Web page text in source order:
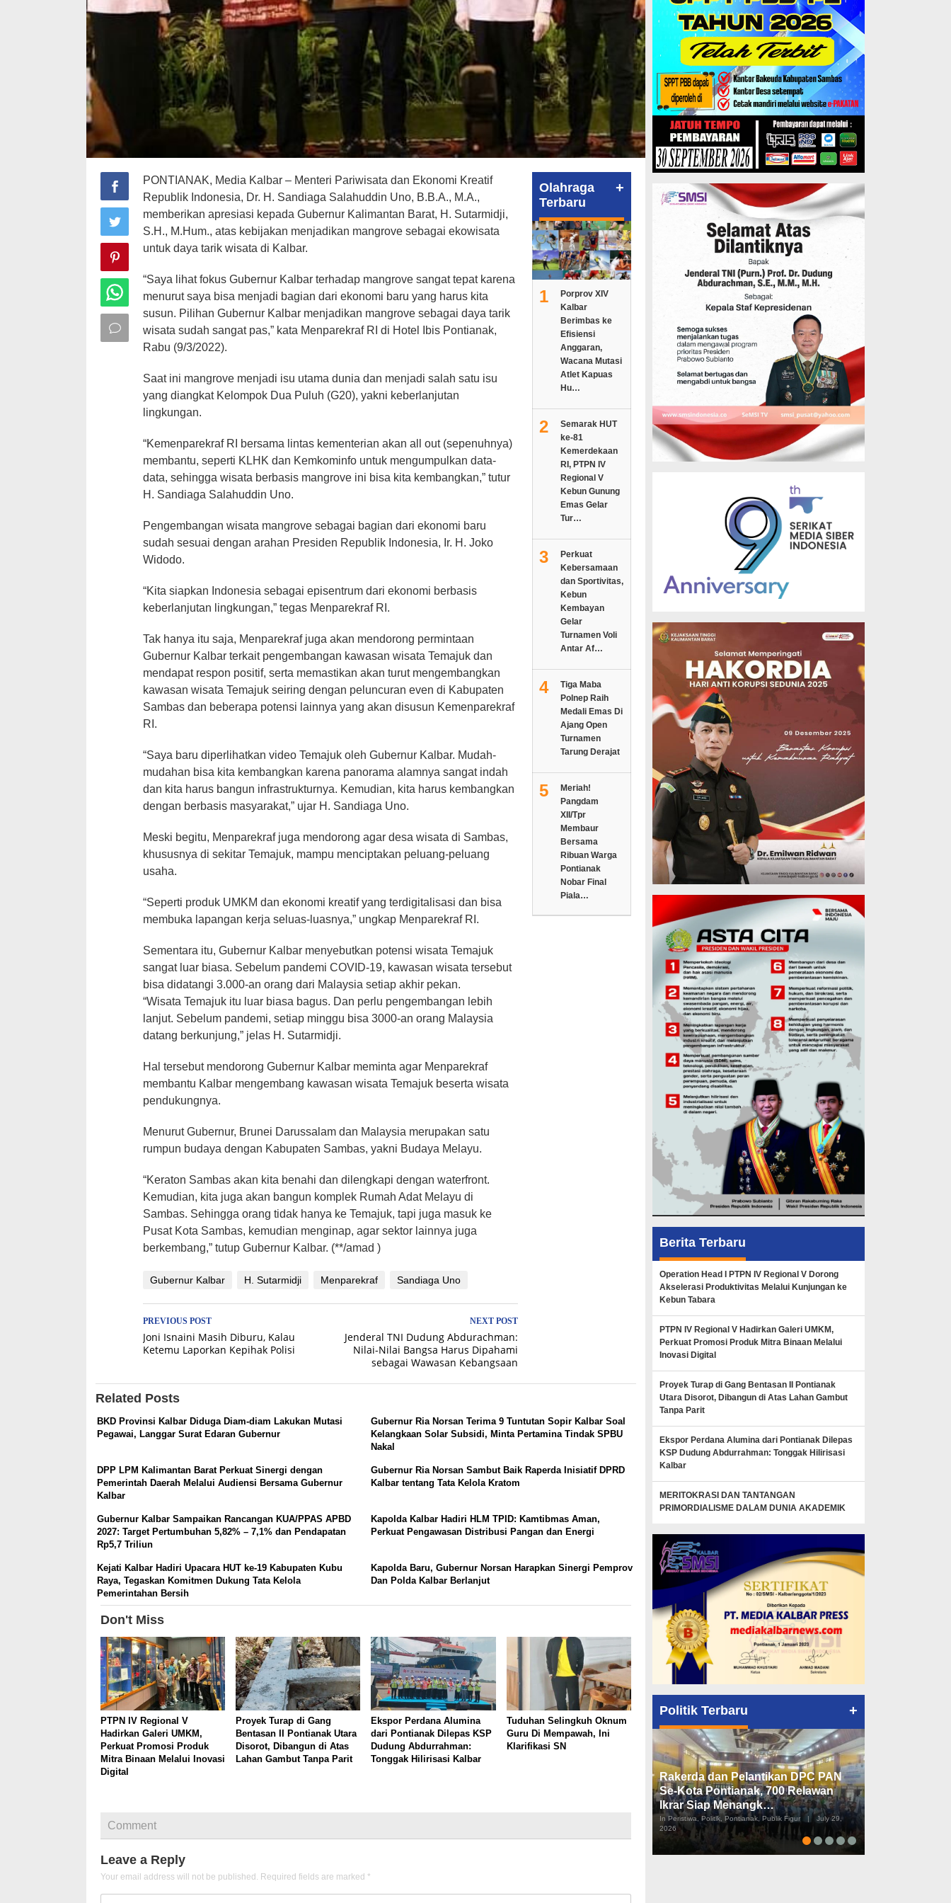
PONTIANAK, Media Kalbar – Menteri Pariwisata dan Ekonomi Kreatif
Republik Indonesia, Dr. H. Sandiaga Salahuddin Uno, B.B.A., M.A.,
memberikan apresiasi kepada Gubernur Kalimantan Barat, H. Sutarmidji,
S.H., M.Hum., atas kebijakan menjadikan mangrove sebagai ekowisata
untuk daya tarik wisata di Kalbar.
“Saya lihat fokus Gubernur Kalbar terhadap mangrove sangat tepat karena
menurut saya bisa menjadi bagian dari ekonomi baru yang harus kita
susun. Pilihan Gubernur Kalbar menjadikan mangrove sebagai daya tarik
wisata sudah sangat pas,” kata Menparekraf RI di Hotel Ibis Pontianak,
Rabu (9/3/2022).
Saat ini mangrove menjadi isu utama dunia dan menjadi salah satu isu
yang diangkat Kelompok Dua Puluh (G20), yakni keberlanjutan
lingkungan.
“Kemenparekraf RI bersama lintas kementerian akan all out (sepenuhnya)
membantu, seperti KLHK dan Kemkominfo untuk mengumpulkan data-
data, sehingga wisata berbasis mangrove ini bisa kita kembangkan,” tutur
H. Sandiaga Salahuddin Uno.
Pengembangan wisata mangrove sebagai bagian dari ekonomi baru
sudah sesuai dengan arahan Presiden Republik Indonesia, Ir. H. Joko
Widodo.
“Kita siapkan Indonesia sebagai episentrum dari ekonomi berbasis
keberlanjutan lingkungan,” tegas Menparekraf RI.
Tak hanya itu saja, Menparekraf juga akan mendorong permintaan
Gubernur Kalbar terkait pengembangan kawasan wisata Temajuk dan
mendapat respon positif, serta memastikan akan turut mengembangkan
kawasan wisata Temajuk seiring dengan peluncuran even di Kabupaten
Sambas dan beberapa potensi lainnya yang akan disusun Kemenparekraf
RI.
“Saya baru diperlihatkan video Temajuk oleh Gubernur Kalbar. Mudah-
mudahan bisa kita kembangkan karena panorama alamnya sangat indah
dan kita harus bangun infrastrukturnya. Kemudian, kita harus kembangkan
dengan berbasis masyarakat,” ujar H. Sandiaga Uno.
Meski begitu, Menparekraf juga mendorong agar desa wisata di Sambas,
khususnya di sekitar Temajuk, mampu menciptakan peluang-peluang
usaha.
“Seperti produk UMKM dan ekonomi kreatif yang terdigitalisasi dan bisa
membuka lapangan kerja seluas-luasnya,” ungkap Menparekraf RI.
Sementara itu, Gubernur Kalbar menyebutkan potensi wisata Temajuk
sangat luar biasa. Sebelum pandemi COVID-19, kawasan wisata tersebut
bisa didatangi 3.000-an orang dari Malaysia setiap akhir pekan.
“Wisata Temajuk itu luar biasa bagus. Dan perlu pengembangan lebih
lanjut. Sebelum pandemi, setiap minggu bisa 3000-an orang Malaysia
datang berkunjung,” jelas H. Sutarmidji.
Hal tersebut mendorong Gubernur Kalbar meminta agar Menparekraf
membantu Kalbar mengembang kawasan wisata Temajuk beserta wisata
pendukungnya.
Menurut Gubernur, Brunei Darussalam dan Malaysia merupakan satu
rumpun budaya dengan Kabupaten Sambas, yakni Budaya Melayu.
“Keraton Sambas akan kita benahi dan dilengkapi dengan waterfront.
Kemudian, kita juga akan bangun komplek Rumah Adat Melayu di
Sambas. Sehingga orang tidak hanya ke Temajuk, tapi juga masuk ke
Pusat Kota Sambas, kemudian menginap, agar sektor lainnya juga
berkembang,” tutup Gubernur Kalbar. (**/amad )
Gubernur Kalbar H. Sutarmidji Menparekraf Sandiaga Uno
Post
navigation
PREVIOUS POST
Joni Isnaini Masih Diburu, Kalau
Ketemu Laporkan Kepihak Polisi
NEXT POST
Jenderal TNI Dudung Abdurachman:
Nilai-Nilai Bangsa Harus Dipahami
sebagai Wawasan Kebangsaan
Olahraga
Terbaru
+
1
Porprov XIV
Kalbar
Berimbas ke
Efisiensi
Anggaran,
Wacana Mutasi
Atlet Kapuas
Hu…
2
Semarak HUT
ke-81
Kemerdekaan
RI, PTPN IV
Regional V
Kebun Gunung
Emas Gelar
Tur…
3
Perkuat
Kebersamaan
dan Sportivitas,
Kebun
Kembayan
Gelar
Turnamen Voli
Antar Af…
4
Tiga Maba
Polnep Raih
Medali Emas Di
Ajang Open
Turnamen
Tarung Derajat
5
Meriah!
Pangdam
XII/Tpr
Membaur
Bersama
Ribuan Warga
Pontianak
Nobar Final
Piala…
Related Posts
BKD Provinsi Kalbar Diduga Diam-diam Lakukan Mutasi
Pegawai, Langgar Surat Edaran Gubernur
Gubernur Ria Norsan Terima 9 Tuntutan Sopir Kalbar Soal
Kelangkaan Solar Subsidi, Minta Pertamina Tindak SPBU
Nakal
DPP LPM Kalimantan Barat Perkuat Sinergi dengan
Pemerintah Daerah Melalui Audiensi Bersama Gubernur
Kalbar
Gubernur Ria Norsan Sambut Baik Raperda Inisiatif DPRD
Kalbar tentang Tata Kelola Kratom
Gubernur Kalbar Sampaikan Rancangan KUA/PPAS APBD
2027: Target Pertumbuhan 5,82% – 7,1% dan Pendapatan
Rp5,7 Triliun
Kapolda Kalbar Hadiri HLM TPID: Kamtibmas Aman,
Perkuat Pengawasan Distribusi Pangan dan Energi
Kejati Kalbar Hadiri Upacara HUT ke-19 Kabupaten Kubu
Raya, Tegaskan Komitmen Dukung Tata Kelola
Pemerintahan Bersih
Kapolda Baru, Gubernur Norsan Harapkan Sinergi Pemprov
Dan Polda Kalbar Berlanjut
Don't Miss
PTPN IV Regional V
Hadirkan Galeri UMKM,
Perkuat Promosi Produk
Mitra Binaan Melalui Inovasi
Digital
Proyek Turap di Gang
Bentasan II Pontianak Utara
Disorot, Dibangun di Atas
Lahan Gambut Tanpa Parit
Ekspor Perdana Alumina
dari Pontianak Dilepas KSP
Dudung Abdurrahman:
Tonggak Hilirisasi Kalbar
Tuduhan Selingkuh Oknum
Guru Di Mempawah, Ini
Klarifikasi SN
Comment
Leave a Reply
Your email address will not be published. Required fields are marked *
Berita Terbaru
Operation Head I PTPN IV Regional V Dorong
Akselerasi Produktivitas Melalui Kunjungan ke
Kebun Tabara
PTPN IV Regional V Hadirkan Galeri UMKM,
Perkuat Promosi Produk Mitra Binaan Melalui
Inovasi Digital
Proyek Turap di Gang Bentasan II Pontianak
Utara Disorot, Dibangun di Atas Lahan Gambut
Tanpa Parit
Ekspor Perdana Alumina dari Pontianak Dilepas
KSP Dudung Abdurrahman: Tonggak Hilirisasi
Kalbar
MERITOKRASI DAN TANTANGAN
PRIMORDIALISME DALAM DUNIA AKADEMIK
Politik Terbaru +
Rakerda dan Pelantikan DPC PAN
Se-Kota Pontianak, 700 Relawan
Ikrar Siap Menangk…
In Peristiwa, Politik, Pontianak, Publik Figur |
July 29,
2026